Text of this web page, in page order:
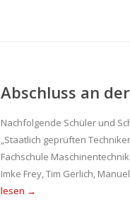
Abschluss an
Nachfolgende Schüler und
„Staatlich geprüften
Fachschule
Imke Frey, Tim Gerlich,
lesen →